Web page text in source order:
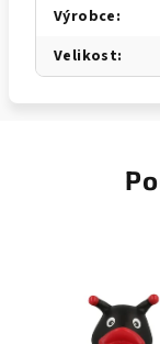
Výrobce:
Velikost: